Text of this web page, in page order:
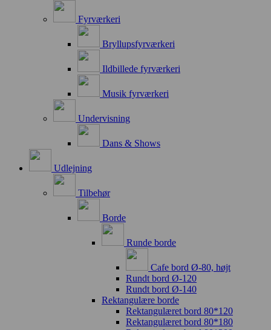
Fyrværkeri
Bryllupsfyrværkeri
Ildbillede fyrværkeri
Musik fyrværkeri
Undervisning
Dans & Shows
Udlejning
Tilbehør
Borde
Runde borde
Cafe bord Ø-80, højt
Rundt bord Ø-120
Rundt bord Ø-140
Rektangulære borde
Rektangulæret bord 80*120
Rektangulæret bord 80*180